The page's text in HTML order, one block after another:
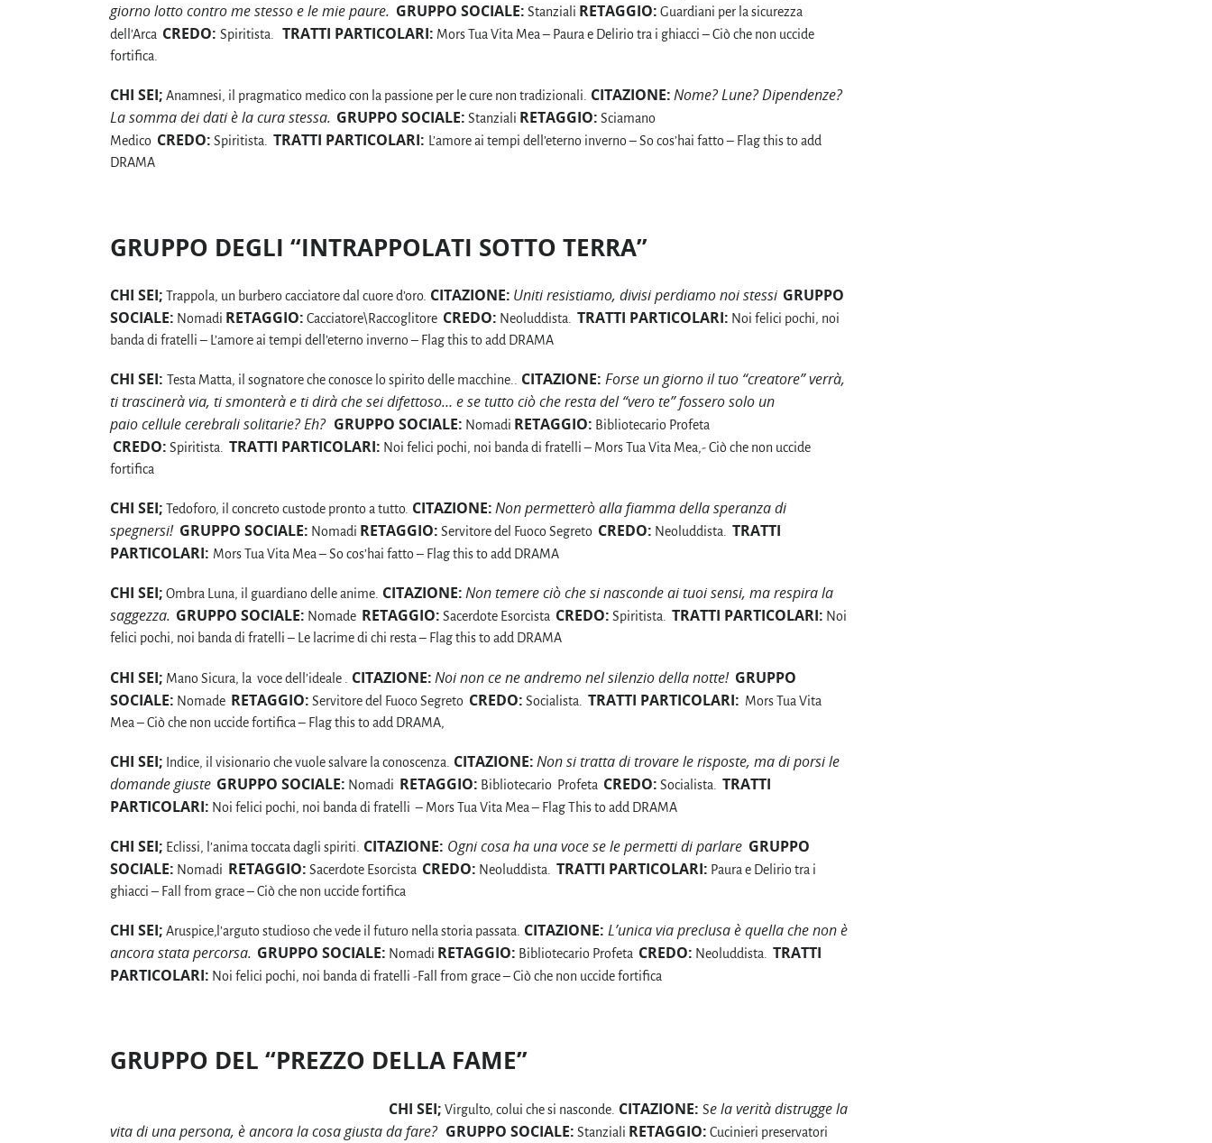
giorno lotto contro me stesso e le mie paure. GRUPPO SOCIALE: Stanziali RETAGGIO: Guardiani per la sicurezza
dell’Arca CREDO: Spiritista. TRATTI PARTICOLARI: Mors Tua Vita Mea – Paura e Delirio tra i ghiacci – Ciò che non uccide
fortifica.
CHI SEI; Anamnesi, il pragmatico medico con la passione per le cure non tradizionali. CITAZIONE:Nome? Lune? Dipendenze?
La somma dei dati è la cura stessa. GRUPPO SOCIALE: Stanziali RETAGGIO: Sciamano
Medico CREDO: Spiritista. TRATTI PARTICOLARI: L’amore ai tempi dell’eterno inverno – So cos’hai fatto – Flag this to add
DRAMA
GRUPPO DEGLI “INTRAPPOLATI SOTTO TERRA”
CHI SEI; Trappola, un burbero cacciatore dal cuore d’oro. CITAZIONE: Uniti resistiamo, divisi perdiamo noi stessi GRUPPO
SOCIALE: Nomadi RETAGGIO: Cacciatore\Raccoglitore CREDO: Neoluddista. TRATTI PARTICOLARI: Noi felici pochi, noi
banda di fratelli – L’amore ai tempi dell’eterno inverno – Flag this to add DRAMA
CHI SEI: Testa Matta, il sognatore che conosce lo spirito delle macchine.. CITAZIONE: Forse un giorno il tuo “creatore” verrà,
ti trascinerà via, ti smonterà e ti dirà che sei difettoso… e se tutto ciò che resta del “vero te” fossero solo un
paio cellule cerebrali solitarie? Eh? GRUPPO SOCIALE: Nomadi RETAGGIO: Bibliotecario Profeta
CREDO: Spiritista. TRATTI PARTICOLARI: Noi felici pochi, noi banda di fratelli – Mors Tua Vita Mea,- Ciò che non uccide
fortifica
CHI SEI; Tedoforo, il concreto custode pronto a tutto. CITAZIONE:Non permetterò alla fiamma della speranza di
spegnersi! GRUPPO SOCIALE: Nomadi RETAGGIO: Servitore del Fuoco Segreto CREDO: Neoluddista. TRATTI
PARTICOLARI: Mors Tua Vita Mea – So cos’hai fatto – Flag this to add DRAMA
CHI SEI; Ombra Luna, il guardiano delle anime. CITAZIONE:Non temere ciò che si nasconde ai tuoi sensi, ma respira la
saggezza. GRUPPO SOCIALE: Nomade RETAGGIO: Sacerdote Esorcista CREDO: Spiritista. TRATTI PARTICOLARI: Noi
felici pochi, noi banda di fratelli – Le lacrime di chi resta – Flag this to add DRAMA
CHI SEI; Mano Sicura, la voce dell’ideale . CITAZIONE:Noi non ce ne andremo nel silenzio della notte! GRUPPO
SOCIALE: Nomade RETAGGIO: Servitore del Fuoco Segreto CREDO: Socialista. TRATTI PARTICOLARI: Mors Tua Vita
Mea – Ciò che non uccide fortifica – Flag this to add DRAMA,
CHI SEI; Indice, il visionario che vuole salvare la conoscenza. CITAZIONE:Non si tratta di trovare le risposte, ma di porsi le
domande giuste GRUPPO SOCIALE: Nomadi RETAGGIO: Bibliotecario Profeta CREDO: Socialista. TRATTI
PARTICOLARI: Noi felici pochi, noi banda di fratelli – Mors Tua Vita Mea – Flag This to add DRAMA
CHI SEI; Eclissi, l’anima toccata dagli spiriti. CITAZIONE: Ogni cosa ha una voce se le permetti di parlare GRUPPO
SOCIALE: Nomadi RETAGGIO: Sacerdote Esorcista CREDO: Neoluddista. TRATTI PARTICOLARI: Paura e Delirio tra i
ghiacci – Fall from grace – Ciò che non uccide fortifica
CHI SEI; Aruspice,l’arguto studioso che vede il futuro nella storia passata. CITAZIONE: L’unica via preclusa è quella che non è
ancora stata percorsa. GRUPPO SOCIALE: Nomadi RETAGGIO: Bibliotecario Profeta CREDO: Neoluddista. TRATTI
PARTICOLARI: Noi felici pochi, noi banda di fratelli -Fall from grace – Ciò che non uccide fortifica
GRUPPO DEL “PREZZO DELLA FAME”
CHI SEI; Virgulto, colui che si nasconde. CITAZIONE: Se la verità distrugge la
vita di una persona, è ancora la cosa giusta da fare? GRUPPO SOCIALE: Stanziali RETAGGIO: Cucinieri preservatori